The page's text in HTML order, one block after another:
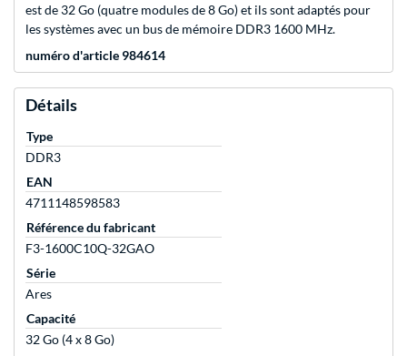
est de 32 Go (quatre modules de 8 Go) et ils sont adaptés pour
les systèmes avec un bus de mémoire DDR3 1600 MHz.
numéro d'article 984614
Détails
Type
DDR3
EAN
4711148598583
Référence du fabricant
F3-1600C10Q-32GAO
Série
Ares
Capacité
32 Go (4 x 8 Go)